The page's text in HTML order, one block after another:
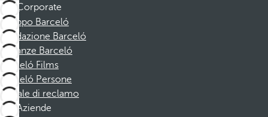
Corporate
Gruppo Barceló
Fondazione Barceló
Vacanze Barceló
Barceló Films
Barceló Persone
Canale di reclamo
Aziende